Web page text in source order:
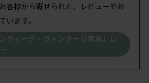
客様から寄せられた、レビューやお
います。
ンティーク・ヴィンテージ家具」レ